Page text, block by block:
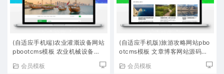
(自适应手机端)农业灌溉设备网站
pbootcms模板 农业机械设备网
会员模板
(自适应手机版)旅游攻略网站pbo
otcms模板 文章博客网站源码下
会员模板